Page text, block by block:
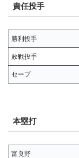
責任投手
勝利投手
敗戦投手
セーブ
本塁打
富良野